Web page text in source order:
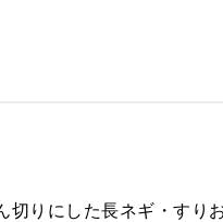
切りにした長ネギ・すり